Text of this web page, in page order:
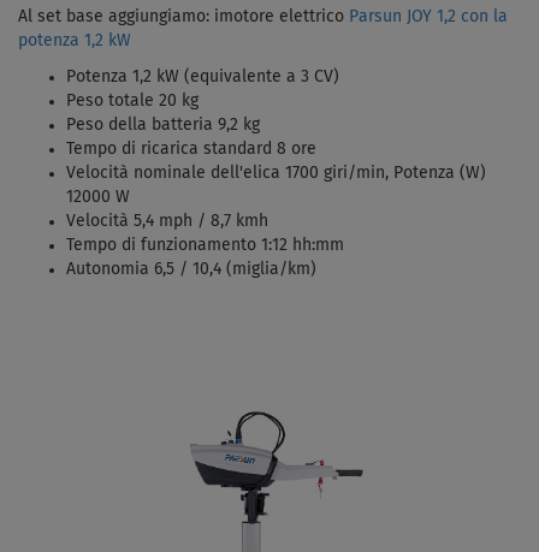
Al set base aggiungiamo: imotore elettrico Parsun JOY 1,2 con la
potenza 1,2 kW
Potenza 1,2 kW (equivalente a 3 CV)
Peso totale 20 kg
Peso della batteria 9,2 kg
Tempo di ricarica standard 8 ore
Velocità nominale dell'elica 1700 giri/min, Potenza (W)
12000 W
Velocità 5,4 mph / 8,7 kmh
Tempo di funzionamento 1:12 hh:mm
Autonomia 6,5 / 10,4 (miglia/km)